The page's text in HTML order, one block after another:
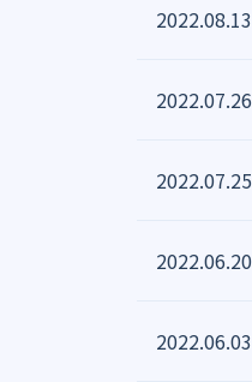
2022.08.13
2022.07.26
2022.07.25
2022.06.20
2022.06.03